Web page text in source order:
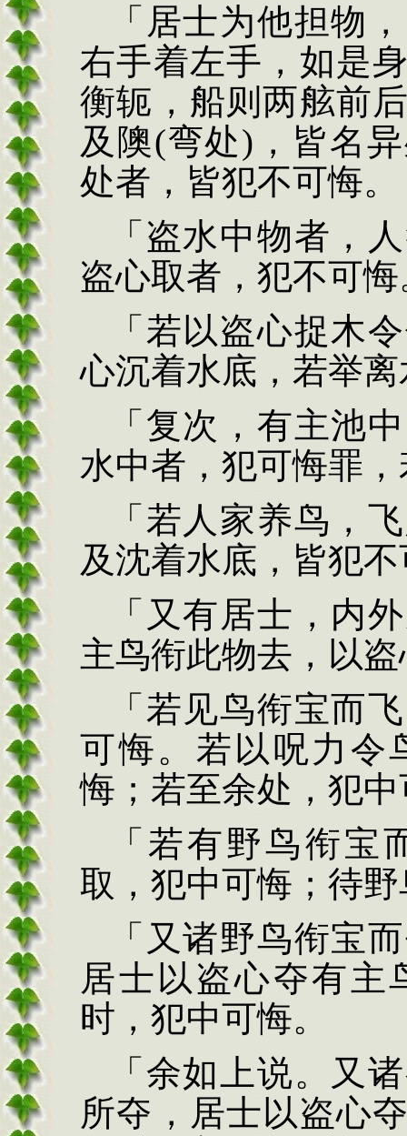
「居士为他担物，
右手着左手，如是
衡轭，船则两舷前
及隩(弯处) ，皆名
处者，皆犯不可悔。
「盗水中物者，
盗心取者，犯不可悔
「若以盗心捉木
心沉着水底，若举
「复次，有主池
水中者，犯可悔罪
「若人家养鸟，
及沈着水底，皆犯
「又有居士，内
主鸟衔此物去，以
「若见鸟衔宝而
可悔。若以 呪力令
悔；若至余处，犯
「若有野鸟衔宝
取，犯中可悔；待
「又诸野鸟衔宝而
居士以盗心夺有主
时，犯中可悔。
「余如上说。又
所夺，居士以盗心